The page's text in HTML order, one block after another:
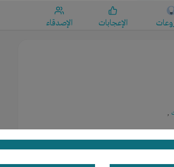
الإعجابات الإصدقاء
,